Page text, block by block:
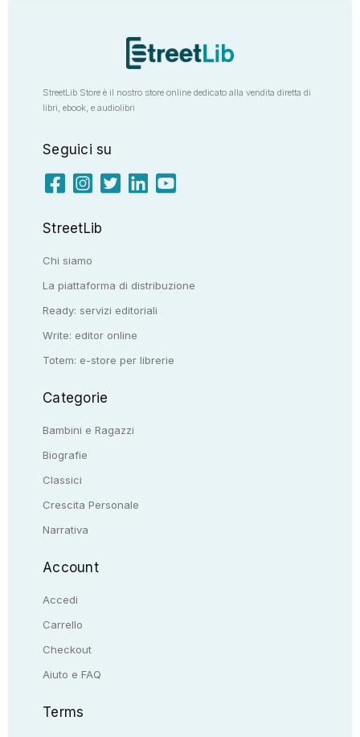
StreetLib Store è il nostro store online dedicato alla vendita diretta di
libri, ebook, e audiolibri
Seguici su
StreetLib
Chi siamo
La piattaforma di distribuzione
Ready: servizi editoriali
Write: editor online
Totem: e-store per librerie
Categorie
Bambini e Ragazzi
Biografie
Classici
Crescita Personale
Narrativa
Account
Accedi
Carrello
Checkout
Aiuto e FAQ
Terms